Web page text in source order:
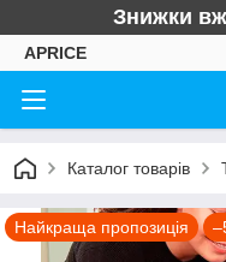
Знижки
APRICE
Каталог товарів
Найкраща пропозиція